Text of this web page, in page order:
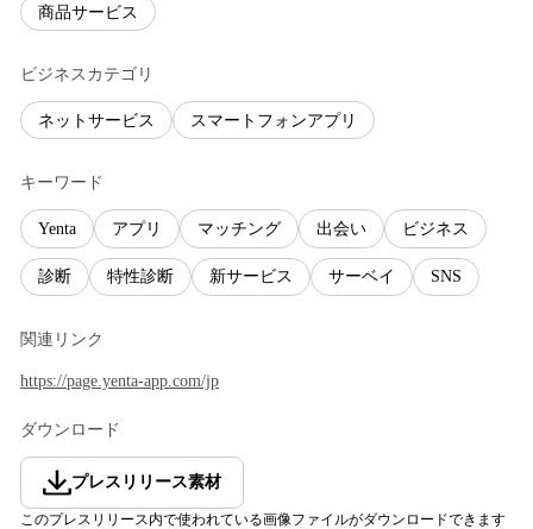
商品サービス
ビジネスカテゴリ
ネットサービス スマートフォンアプリ
キーワード
Yenta アプリ マッチング 出会い ビジネス
診断 特性診断 新サービス サーベイ SNS
関連リンク
https://page.yenta-app.com/jp
ダウンロード
プレスリリース素材
このプレスリリース内で使われている画像ファイルがダウンロードできます